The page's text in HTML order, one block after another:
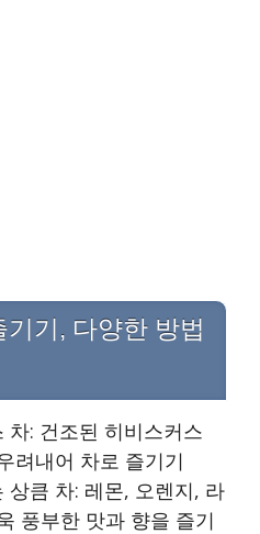
기, 다양한 방법
차: 건조된 히비스커스
려내어 차로 즐기기
상큼 차: 레몬, 오렌지, 라
풍부한 맛과 향을 즐기